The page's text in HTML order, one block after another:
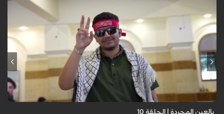
برنامج "بالعين المجردة" هو توثيق إنسانيٌّ شجاعٌ للحياة تحت وطأة الحرب،
حيث نستمع فيه إلى شهاداتٍ حيّةٍ لأشخاص عايشوا التفجيرات والدمار، فنرى
بعيونهم ت...
بالعين المجردة | الحلقة 10